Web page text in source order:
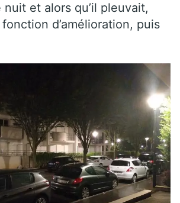
et alors qu’il pleuvait,
d’amélioration, puis